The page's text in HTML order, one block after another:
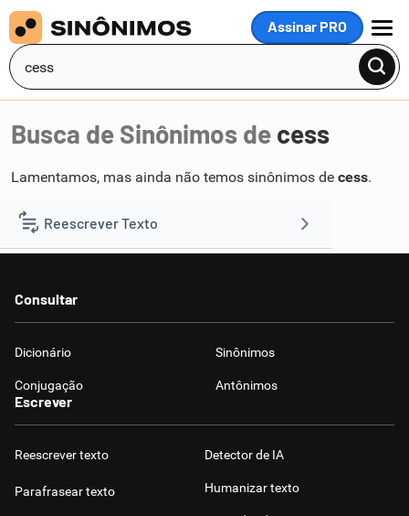
Assinar PRO
MENU
Reescrever Texto
Corrigir Texto
Detector de IA
Humanizador de IA
Busca de Sinônimos de cess
Lamentamos, mas ainda não temos sinônimos de cess.
Consultar
Dicionário Sinônimos
Conjugação Antônimos
Escrever
Reescrever texto
Parafrasear texto
Detector de IA
Humanizar texto